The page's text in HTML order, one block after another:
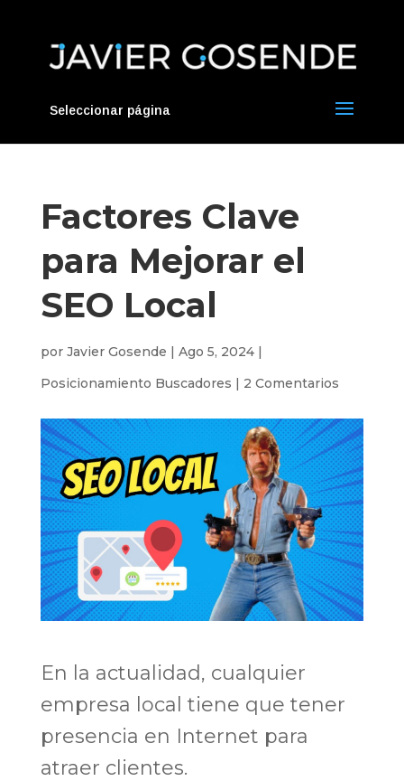
Seleccionar página
Factores Clave
para Mejorar el
SEO Local
por Javier Gosende | Ago 5, 2024|
Posicionamiento Buscadores | 2 Comentarios
En la actualidad, cualquier
empresa local tiene que tener
presencia en Internet para
atraer clientes.